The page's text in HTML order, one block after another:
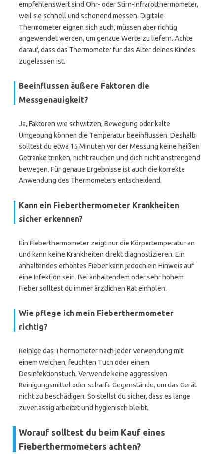
empfehlenswert sind Ohr- oder Stirn-Infrarotthermometer,
weil sie schnell und schonend messen. Digitale
Thermometer eignen sich auch, müssen aber richtig
angewendet werden, um genaue Werte zu liefern. Achte
darauf, dass das Thermometer für das Alter deines Kindes
zugelassen ist.
Beeinflussen äußere Faktoren die
Messgenauigkeit?
Ja, Faktoren wie schwitzen, Bewegung oder kalte
Umgebung können die Temperatur beeinflussen. Deshalb
solltest du etwa 15 Minuten vor der Messung keine heißen
Getränke trinken, nicht rauchen und dich nicht anstrengend
bewegen. Für genaue Ergebnisse ist auch die korrekte
Anwendung des Thermometers entscheidend.
Kann ein Fieberthermometer Krankheiten
sicher erkennen?
Ein Fieberthermometer zeigt nur die Körpertemperatur an
und kann keine Krankheiten direkt diagnostizieren. Ein
anhaltendes erhöhtes Fieber kann jedoch ein Hinweis auf
eine Infektion sein. Bei anhaltendem oder sehr hohem
Fieber solltest du immer ärztlichen Rat einholen.
Wie pflege ich mein Fieberthermometer
richtig?
Reinige das Thermometer nach jeder Verwendung mit
einem weichen, feuchten Tuch oder einem
Desinfektionstuch. Verwende keine aggressiven
Reinigungsmittel oder scharfe Gegenstände, um das Gerät
nicht zu beschädigen. So stellst du sicher, dass es lange
zuverlässig arbeitet und hygienisch bleibt.
Worauf solltest du beim Kauf eines
Fieberthermometers achten?